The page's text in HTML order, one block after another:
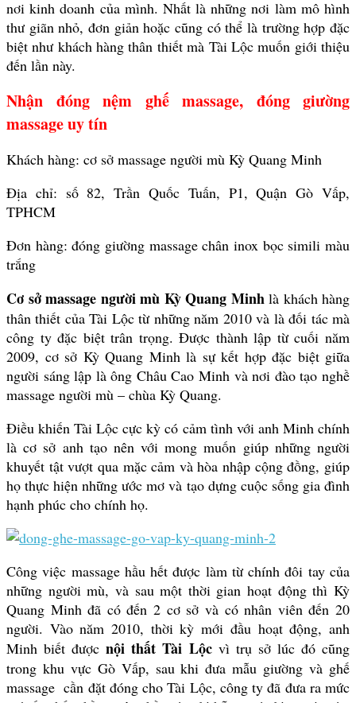
nơi kinh doanh của mình. Nhất là những nơi làm mô hình
thư giãn nhỏ, đơn giản hoặc cũng có thể là trường hợp đặc
biệt như khách hàng thân thiết mà Tài Lộc muốn giới thiệu
đến lần này.
Nhận đóng nệm ghế massage, đóng giường
massage uy tín
Khách hàng: cơ sở massage người mù Kỳ Quang Minh
Địa chỉ: số 82, Trần Quốc Tuấn, P1, Quận Gò Vấp,
TPHCM
Đơn hàng: đóng giường massage chân inox bọc simili màu
trắng
Cơ sở massage người mù Kỳ Quang Minhlà khách hàng
thân thiết của Tài Lộc từ những năm 2010 và là đối tác mà
công ty đặc biệt trân trọng. Được thành lập từ cuối năm
2009, cơ sở Kỳ Quang Minh là sự kết hợp đặc biệt giữa
người sáng lập là ông Châu Cao Minh và nơi đào tạo nghề
massage người mù – chùa Kỳ Quang.
Điều khiến Tài Lộc cực kỳ có cảm tình với anh Minh chính
là cơ sở anh tạo nên với mong muốn giúp những người
khuyết tật vượt qua mặc cảm và hòa nhập cộng đồng, giúp
họ thực hiện những ước mơ và tạo dựng cuộc sống gia đình
hạnh phúc cho chính họ.
Công việc massage hầu hết được làm từ chính đôi tay của
những người mù, và sau một thời gian hoạt động thì Kỳ
Quang Minh đã có đến 2 cơ sở và có nhân viên đến 20
người. Vào năm 2010, thời kỳ mới đầu hoạt động, anh
Minh biết đượcnội thất Tài Lộcvì trụ sở lúc đó cũng
trong khu vực Gò Vấp, sau khi đưa mẫu giường và ghế
massage cần đặt đóng cho Tài Lộc, công ty đã đưa ra mức